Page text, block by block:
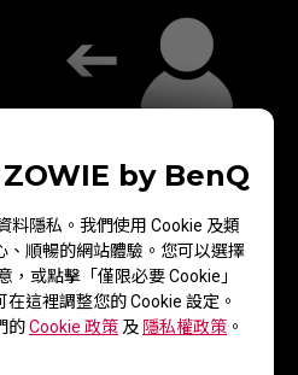
by BenQ
料隱私。我們使用 Cookie 及類
、順暢的網站體驗。您可以選擇
，或點擊「僅限必要 Cookie」
這裡調整您的 Cookie 設定。
的Cookie 政策 及 隱私權政策 。
強遊戲體驗
設定，為了給玩家更好的遊戲